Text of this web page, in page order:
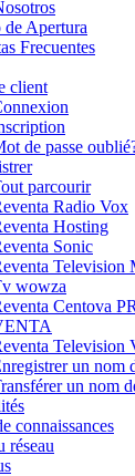
Apertura
Frecuentes
client
de passe
parcourir
Radio Vox
Hosting
Sonic
Television
wowza
Centova
Television
un nom
un nom
connaissances
réseau